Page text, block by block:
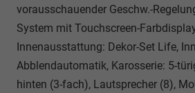
vorausschauender Geschw.-
System mit Touchscreen-
Innenausstattung: Dekor-Set Life,
Abblendautomatik, Karosserie: 5-
hinten (3-fach), Lautsprecher (8),